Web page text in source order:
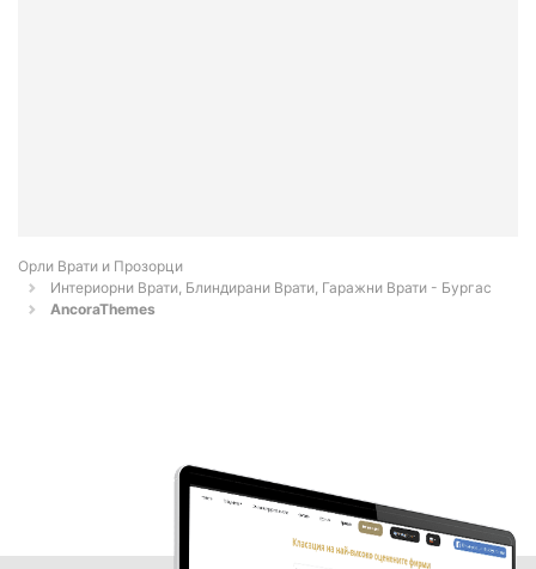
Орли Врати и Прозорци
Интериорни Врати, Блиндирани Врати, Гаражни Врати - Бургас
AncoraThemes